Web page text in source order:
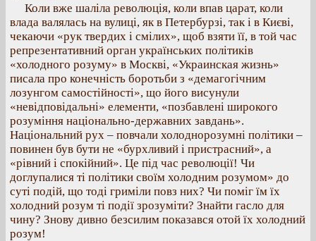
Коли вже шаліла революція, коли впав царат, коли
влада валялась на вулиці, як в Петербурзі, так і в Києві,
чекаючи «рук твердих і смілих», щоб взяти її, в той час
репрезентативний орган українських політиків
«холодного розуму» в Москві, «Украинская жизнь»
писала про конечність боротьби з «демагогічним
лозунгом самостійності», що його висунули
«невідповідальні» елементи, «позбавлені широкого
розуміння національно-державних завдань».
Національний рух – повчали холоднорозумні політики –
повинен був бути не «бурхливий і пристрасний», а
«рівний і спокійний». Це під час революції! Чи
доглупалися ті політики своїм холодним розумом» до
суті подій, що тоді гриміли повз них? Чи поміг їм їх
холодний розум ті події зрозуміти? Знайти гасло для
чину? Знову дивно безсилим показався отой їх холодний
розум!